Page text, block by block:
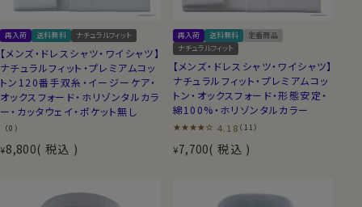
再入荷 送料無料 ナチュラルフィット
【メンズ・ドレスシャツ・ワイシャツ】
ナチュラルフィット・プレミアムコッ
トン120番手双糸・イージーケア・
オックスフォード・ホリゾンタルカラ
ー・カッタウェイ・ポケット無し
（0）
¥8,800 税込
再入荷 送料無料
定番商品
ナチュラルフィット
【メンズ・ドレスシャツ・ワイシャツ】
ナチュラルフィット・プレミアムコッ
トン・オックスフォード・形態安定・
綿100%・ホリゾンタルカラー
4.18 （11）
¥7,700 税込